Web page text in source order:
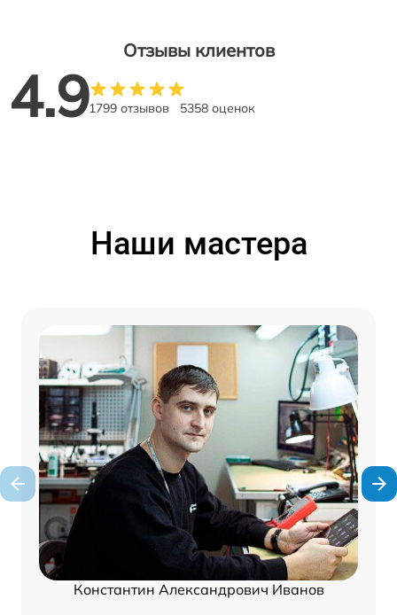
Отзывы клиентов
4.91799 отзывов 5358 оценок
Наши мастера
Константин Александрович Иванов